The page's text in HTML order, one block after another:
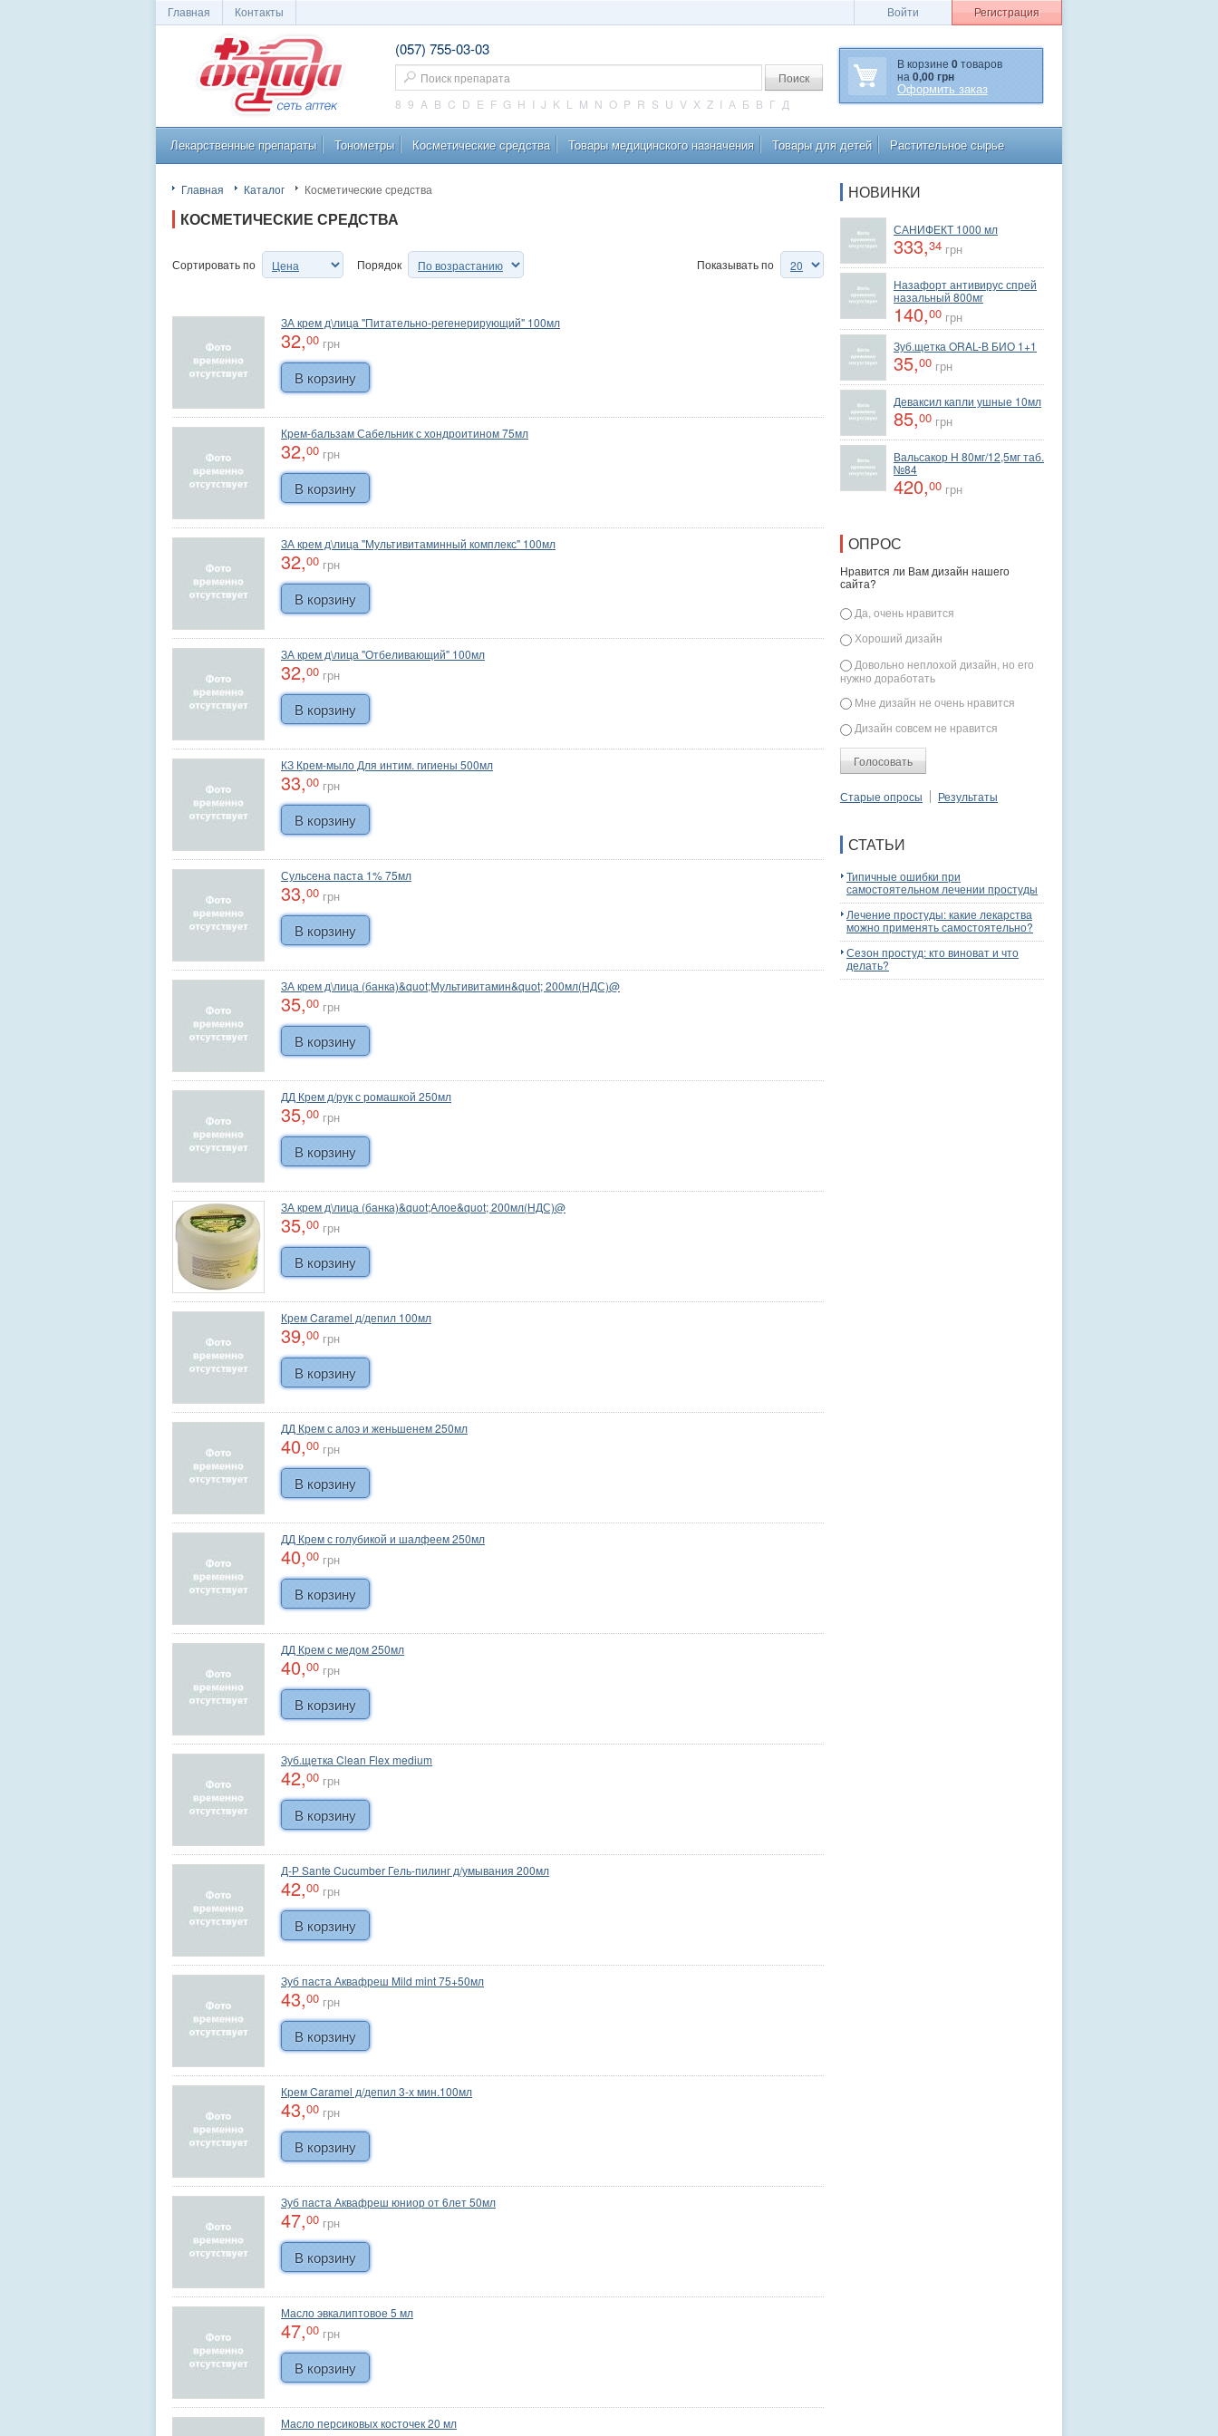
Главная Каталог Косметические средства
КОСМЕТИЧЕСКИЕ СРЕДСТВА
Сортировать по Порядок Показывать по
ЗА крем д\лица "Питательно-регенерирующий" 100мл
32,00 грн
Крем-бальзам Сабельник с хондроитином 75мл
32,00 грн
ЗА крем д\лица "Мультивитаминный комплекс" 100мл
32,00 грн
ЗА крем д\лица "Отбеливающий" 100мл
32,00 грн
КЗ Крем-мыло Для интим. гигиены 500мл
33,00 грн
Сульсена паста 1% 75мл
33,00 грн
ЗА крем д\лица (банка)&quot;Мультивитамин&quot; 200мл(НДС)@
35,00 грн
ДД Крем д/рук с ромашкой 250мл
35,00 грн
ЗА крем д\лица (банка)&quot;Алое&quot; 200мл(НДС)@
35,00 грн
Крем Caramel д/депил 100мл
39,00 грн
ДД Крем с алоэ и женьшенем 250мл
40,00 грн
ДД Крем с голубикой и шалфеем 250мл
40,00 грн
ДД Крем с медом 250мл
40,00 грн
Зуб.щетка Clean Flex medium
42,00 грн
Д-Р Sante Cucumber Гель-пилинг д/умывания 200мл
42,00 грн
Зуб паста Аквафреш Mild mint 75+50мл
43,00 грн
Крем Caramel д/депил 3-х мин.100мл
43,00 грн
Зуб паста Аквафреш юниор от 6лет 50мл
47,00 грн
Масло эвкалиптовое 5 мл
47,00 грн
Масло персиковых косточек 20 мл
НОВИНКИ
САНИФЕКТ 1000 мл
333,34 грн
Назафорт антивирус спрей
назальный 800мг
140,00 грн
Зуб.щетка ORAL-В БИО 1+1
35,00 грн
Деваксил капли ушные 10мл
85,00 грн
Вальсакор Н 80мг/12,5мг таб.
№84
420,00 грн
ОПРОС
Нравится ли Вам дизайн нашего
сайта?
Варианты
Да, очень нравится
Хороший дизайн
Довольно неплохой дизайн, но его
нужно доработать
Мне дизайн не очень нравится
Дизайн совсем не нравится
Старые опросы Результаты
СТАТЬИ
Типичные ошибки при
самостоятельном лечении простуды
Лечение простуды: какие лекарства
можно применять самостоятельно?
Сезон простуд: кто виноват и что
делать?
Сеть аптек
"Фетида"
Главная Контакты Регистрация
Войти
(057) 755-03-03
Поиск
8 9 A B C D E F G H I J K L M N O P R S U V X Z І А Б В Г Д
В корзине 0товаров
на 0,00 грн
Оформить заказ
Лекарственные препараты Тонометры Косметические средства Товары медицинского назначения Товары для детей Растительное сырье